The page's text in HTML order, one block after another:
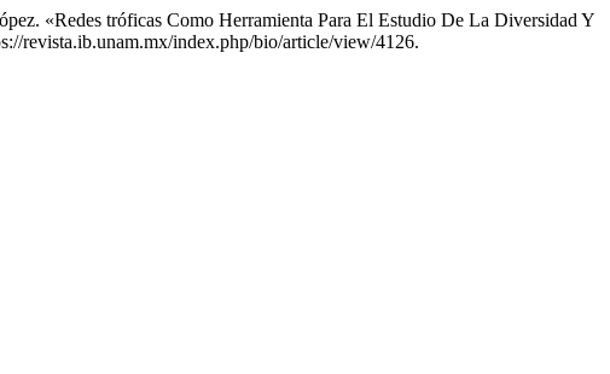
«Redes tróficas Como Herramienta Para El Estudio De La Diversidad Y
revista.ib.unam.mx/index.php/bio/article/view/4126.